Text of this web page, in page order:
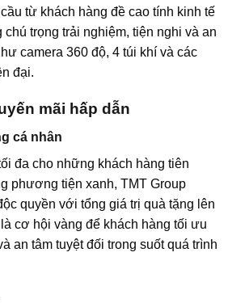
từ khách hàng đề cao tính kinh tế
trọng trải nghiệm, tiện nghi và an
camera 360 độ, 4 túi khí và các
đại.
mãi hấp dẫn
cá nhân
đa cho những khách hàng tiên
phương tiện xanh, TMT Group
quyền với tổng giá trị quà tặng lên
cơ hội vàng để khách hàng tối ưu
an tâm tuyệt đối trong suốt quá trình